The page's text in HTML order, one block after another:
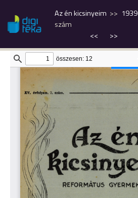
Az én kicsinyeim 1939
szám
<<
>>